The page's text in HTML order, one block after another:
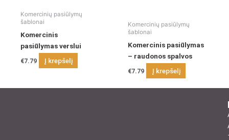
Komercinių pasiūlymų
šablonai
Komercinis
pasiūlymas verslui
€7.79 Į krepšelį
Komercinių pasiūlymų
šablonai
Komercinis pasiūlymas
– raudonos spalvos
€7.79 Į krepšelį